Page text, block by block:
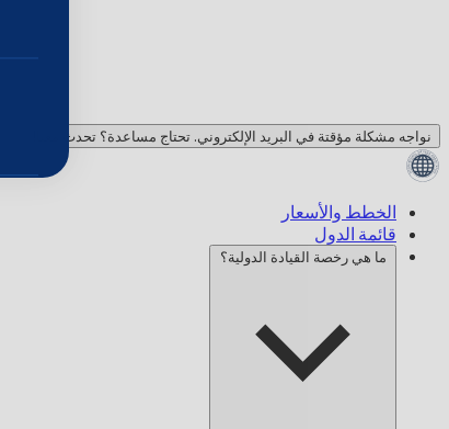
نواجه مشكلة مؤقتة في البريد الإلكتروني. تحتاج مساعدة؟ تحدث معنا!
الخطط والأسعار
قائمة الدول
ما هي رخصة القيادة الدولية؟